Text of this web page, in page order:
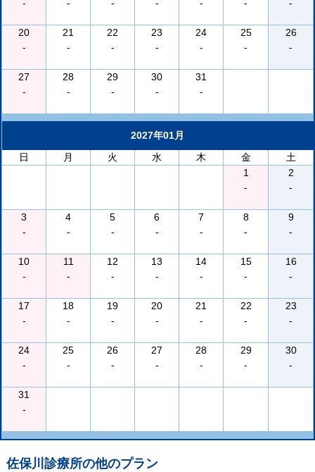
-
-
-
-
-
-
-
20
-
21
-
22
-
23
-
24
-
25
-
26
-
27
-
28
-
29
-
30
-
31
-
2027年01月
日
月 火 水 木 金
土
1
-
2
-
3
-
4
-
5
-
6
-
7
-
8
-
9
-
10
-
11
-
12
-
13
-
14
-
15
-
16
-
17
-
18
-
19
-
20
-
21
-
22
-
23
-
24
-
25
-
26
-
27
-
28
-
29
-
30
-
31
-
佐保川診療所の他のプラン